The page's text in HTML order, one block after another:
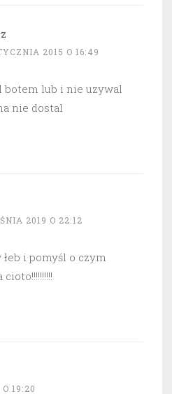
2015 O 16:49
botem lub i nie uzywal
nie dostal
2019 O 22:12
i pomyśl o czym
19:20